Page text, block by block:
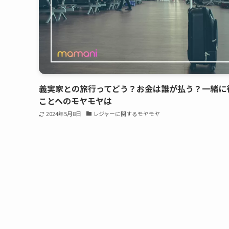
義実家との旅行ってどう？お金は誰が払う？一緒に
ことへのモヤモヤは
2024年5月8日 レジャーに関するモヤモヤ